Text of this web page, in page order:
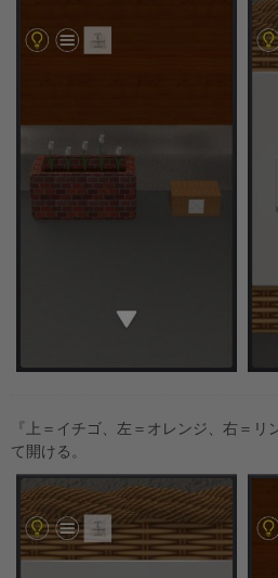
『上＝イチゴ、左＝オレンジ、右＝
て開ける。